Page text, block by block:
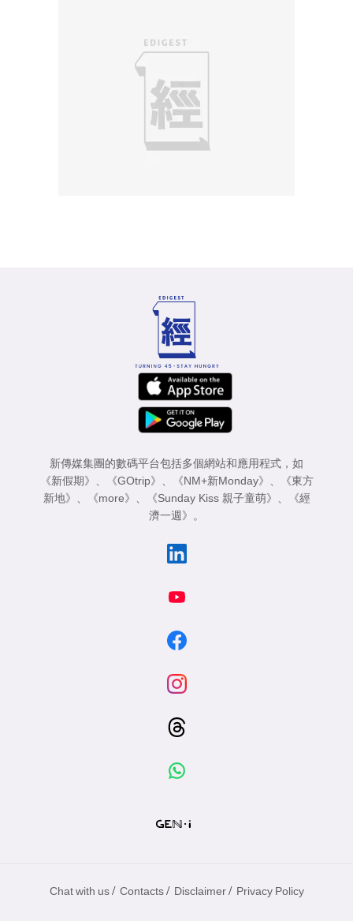
新傳媒集團的數碼平台包括多個網站和應用程式，如
《新假期》
《GOtrip》 《NM+新Monday》
《東方
新地》
《more》 《Sunday Kiss 親子童萌》
《經
濟一週》
。
Chat with us / Contacts / Disclaimer / Privacy Policy